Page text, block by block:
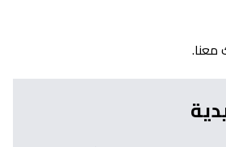
معنا.